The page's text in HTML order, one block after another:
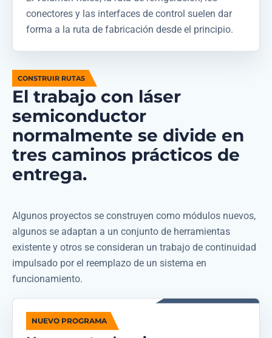
conectores y las interfaces de control suelen dar
forma a la ruta de fabricación desde el principio.
CONSTRUIR RUTAS
El trabajo con láser
semiconductor
normalmente se divide en
tres caminos prácticos de
entrega.
Algunos proyectos se construyen como módulos nuevos,
algunos se adaptan a un conjunto de herramientas
existente y otros se consideran un trabajo de continuidad
impulsado por el reemplazo de un sistema en
funcionamiento.
NUEVO PROGRAMA